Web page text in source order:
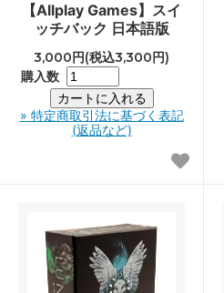
【Allplay Games】スイ
ッチバック 日本語版
3,000円(税込3,300円)
購入数
» 特定商取引法に基づく表記
(返品など)